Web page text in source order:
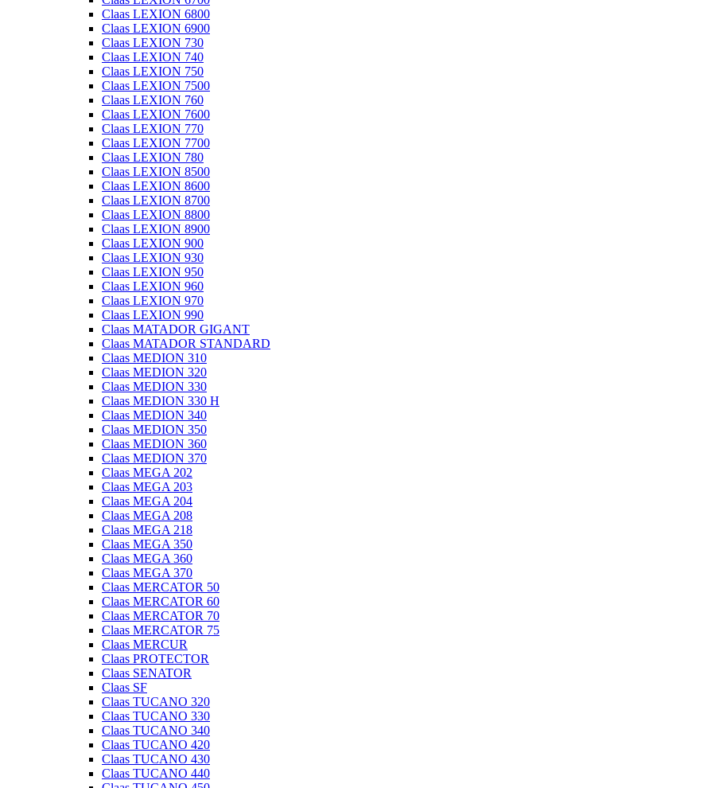
Claas LEXION 6800
Claas LEXION 6900
Claas LEXION 730
Claas LEXION 740
Claas LEXION 750
Claas LEXION 7500
Claas LEXION 760
Claas LEXION 7600
Claas LEXION 770
Claas LEXION 7700
Claas LEXION 780
Claas LEXION 8500
Claas LEXION 8600
Claas LEXION 8700
Claas LEXION 8800
Claas LEXION 8900
Claas LEXION 900
Claas LEXION 930
Claas LEXION 950
Claas LEXION 960
Claas LEXION 970
Claas LEXION 990
Claas MATADOR GIGANT
Claas MATADOR STANDARD
Claas MEDION 310
Claas MEDION 320
Claas MEDION 330
Claas MEDION 330 H
Claas MEDION 340
Claas MEDION 350
Claas MEDION 360
Claas MEDION 370
Claas MEGA 202
Claas MEGA 203
Claas MEGA 204
Claas MEGA 208
Claas MEGA 218
Claas MEGA 350
Claas MEGA 360
Claas MEGA 370
Claas MERCATOR 50
Claas MERCATOR 60
Claas MERCATOR 70
Claas MERCATOR 75
Claas MERCUR
Claas PROTECTOR
Claas SENATOR
Claas SF
Claas TUCANO 320
Claas TUCANO 330
Claas TUCANO 340
Claas TUCANO 420
Claas TUCANO 430
Claas TUCANO 440